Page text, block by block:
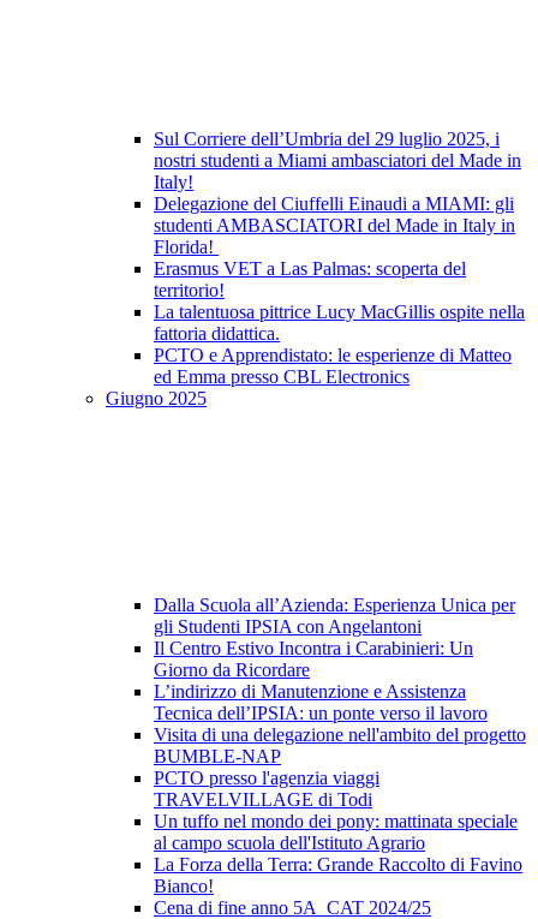
Sul Corriere dell’Umbria del 29 luglio 2025, i
nostri studenti a Miami ambasciatori del Made in
Italy!
Delegazione del Ciuffelli Einaudi a MIAMI: gli
studenti AMBASCIATORI del Made in Italy in
Florida!
Erasmus VET a Las Palmas: scoperta del
territorio!
La talentuosa pittrice Lucy MacGillis ospite nella
fattoria didattica.
PCTO e Apprendistato: le esperienze di Matteo
ed Emma presso CBL Electronics
Giugno 2025
Dalla Scuola all’Azienda: Esperienza Unica per
gli Studenti IPSIA con Angelantoni
Il Centro Estivo Incontra i Carabinieri: Un
Giorno da Ricordare
L’indirizzo di Manutenzione e Assistenza
Tecnica dell’IPSIA: un ponte verso il lavoro
Visita di una delegazione nell'ambito del progetto
BUMBLE-NAP
PCTO presso l'agenzia viaggi
TRAVELVILLAGE di Todi
Un tuffo nel mondo dei pony: mattinata speciale
al campo scuola dell'Istituto Agrario
La Forza della Terra: Grande Raccolto di Favino
Bianco!
Cena di fine anno 5A_CAT 2024/25